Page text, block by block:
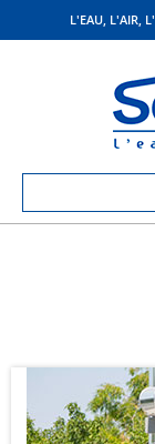
L'EAU, L'AIR,